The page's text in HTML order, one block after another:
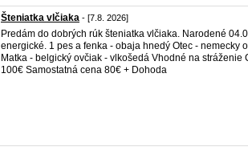
Šteniatka vlčiaka - [7.8. 2026]
Predám do dobrých rúk šteniatka vlčiaka. Narodené
energické. 1 pes a fenka - obaja hnedý Otec - nemecky
Matka - belgický ovčiak - vlkošedá Vhodné na stráženie
100€ Samostatná cena 80€ + Dohoda